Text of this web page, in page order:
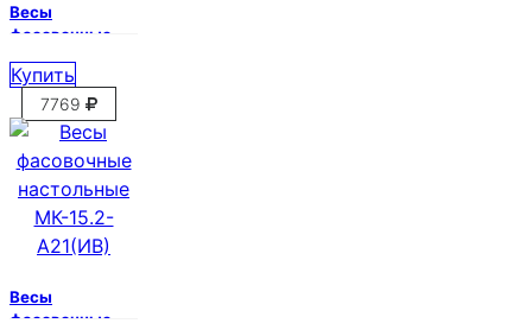
Весы
фасовочные
МК-6.2-А21(ИВ)
Купить
7769
Весы
фасовочные